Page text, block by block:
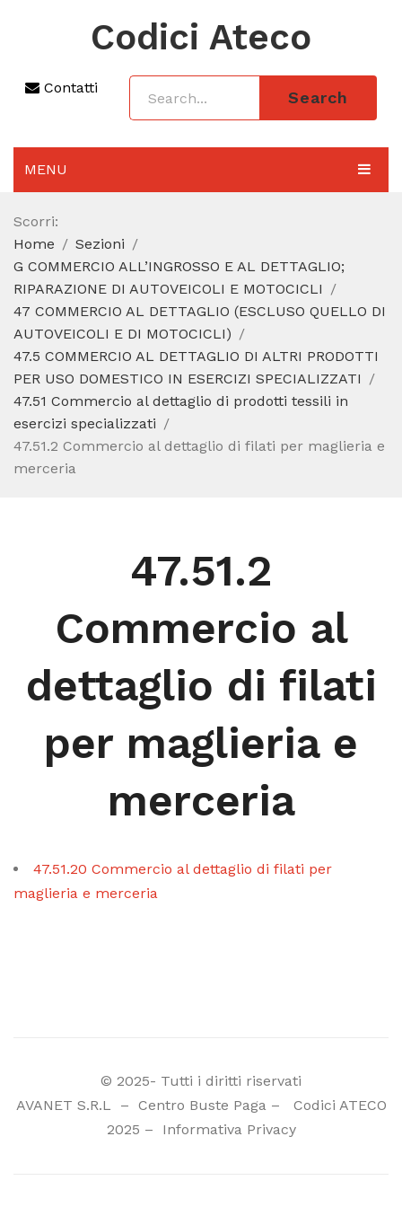
Codici Ateco
Contatti
Search
MENU
AGGIORNAMENTO 2025
SEZIONI
CODICE ATECO A COSA SERVE
CODICE FISCALE
Scorri:
Home
Sezioni
G COMMERCIO ALL’INGROSSO E AL DETTAGLIO;
RIPARAZIONE DI AUTOVEICOLI E MOTOCICLI
47 COMMERCIO AL DETTAGLIO (ESCLUSO QUELLO DI
AUTOVEICOLI E DI MOTOCICLI)
47.5 COMMERCIO AL DETTAGLIO DI ALTRI PRODOTTI
PER USO DOMESTICO IN ESERCIZI SPECIALIZZATI
47.51 Commercio al dettaglio di prodotti tessili in
esercizi specializzati
47.51.2 Commercio al dettaglio di filati per maglieria e
merceria
47.51.2
Commercio al
dettaglio di filati
per maglieria e
merceria
47.51.20 Commercio al dettaglio di filati per
maglieria e merceria
© 2025- Tutti i diritti riservati
AVANET S.R.L
– Centro Buste Paga– Codici ATECO
2025 – Informativa Privacy